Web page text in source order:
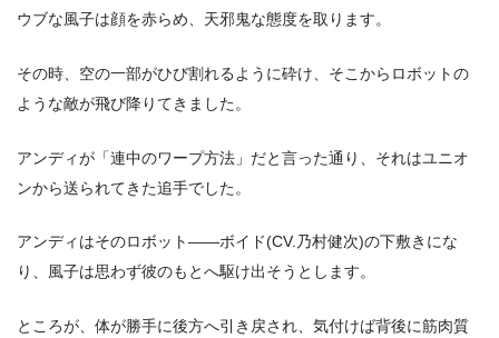
ウブな風子は顔を赤らめ、天邪鬼な態度を取ります。
その時、空の一部がひび割れるように砕け、そこからロボットの
ような敵が飛び降りてきました。
アンディが「連中のワープ方法」だと言った通り、それはユニオ
ンから送られてきた追手でした。
アンディはそのロボット――ボイド(CV.乃村健次)の下敷きにな
り、風子は思わず彼のもとへ駆け出そうとします。
ところが、体が勝手に後方へ引き戻され、気付けば背後に筋肉質